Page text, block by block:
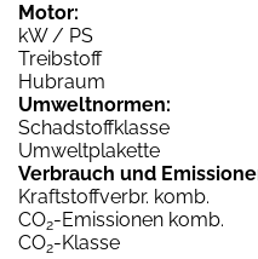
Motor:
kW / PS
Treibstoff
Hubraum
Umweltnormen:
Schadstoffklasse
Umweltplakette
Verbrauch und
Kraftstoffverbr. komb.
CO2-Emissionen komb.
CO2-Klasse